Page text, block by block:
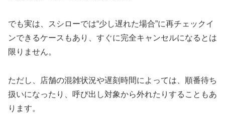
でも実は、スシローでは“少し遅れた場合”に再チェックイ
ンできるケースもあり、すぐに完全キャンセルになるとは
限りません。
ただし、店舗の混雑状況や遅刻時間によっては、順番待ち
扱いになったり、呼び出し対象から外れたりすることもあ
ります。